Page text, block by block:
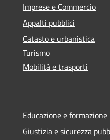
Imprese e Commercio
Appalti pubblici
Catasto e urbanistica
Turismo
Mobilità e trasporti
Educazione e formazione
Giustizia e sicurezza